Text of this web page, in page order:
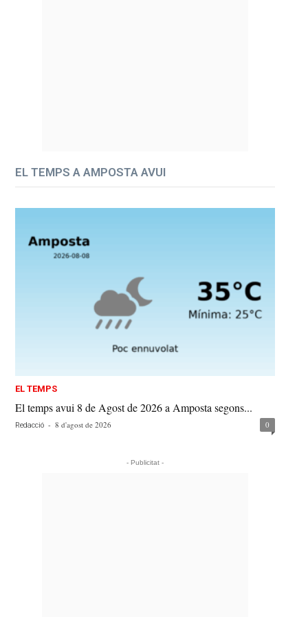
EL TEMPS A AMPOSTA AVUI
EL TEMPS
El temps avui 8 de Agost de 2026 a Amposta segons...
Redacció - 8 d'agost de 2026 0
- Publicitat -